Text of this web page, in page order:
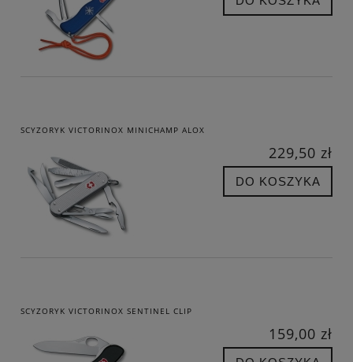
SCYZORYK VICTORINOX MINICHAMP ALOX
229,50 zł
DO KOSZYKA
SCYZORYK VICTORINOX SENTINEL CLIP
159,00 zł